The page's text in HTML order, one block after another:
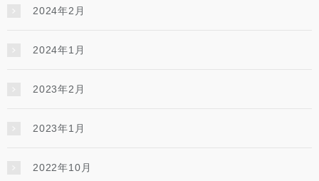
2024年2月
2024年1月
2023年2月
2023年1月
2022年10月